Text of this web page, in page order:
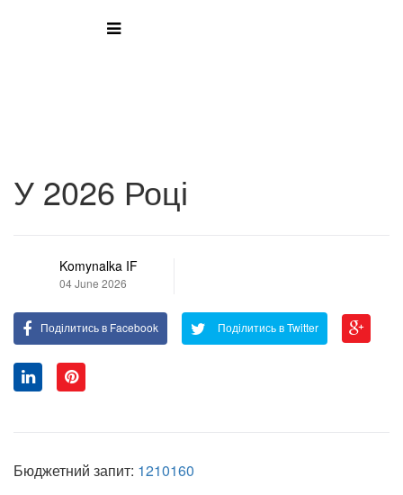
У 2026 Році
Komynalka IF
04 June 2026
Поділитись в Facebook Поділитись в Twitter
Бюджетний запит: 1210160